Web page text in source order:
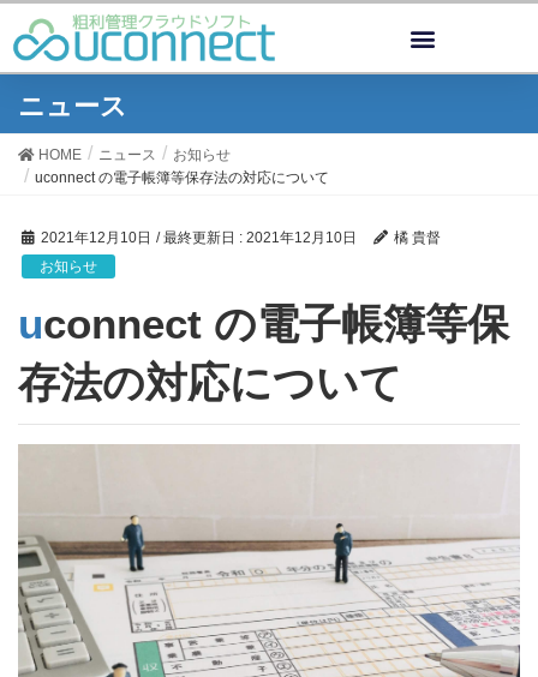
ニュース
HOME ニュース
お知らせ
uconnect の電子帳簿等保存法の対応について
2021年12月10日 / 最終更新日 : 2021年12月10日
橘 貴督
お知らせ
uconnect の電子帳簿等保
存法の対応について